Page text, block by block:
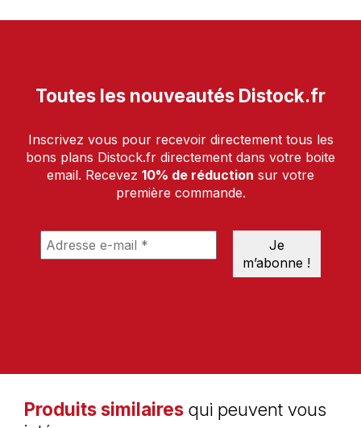
Toutes les nouveautés Distock.fr
Inscrivez vous pour recevoir directement tous les
bons plans Distock.fr directement dans votre boite
email. Recevez 10% de réduction sur votre
première commande.
Produits similaires qui peuvent vous